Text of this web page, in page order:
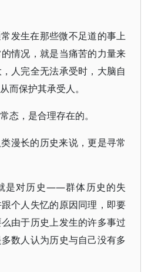
发生在那些微不足道的事上
情况，就是当痛苦的力量来
人完全无法承受时，大脑自
而保护其承受人。
态，是合理存在的。
漫长的历史来说，更是寻常
是对历史——群体历史的失
个人失忆的原因同理，即要
由于历史上发生的许多事过
数人认为历史与自己没有多